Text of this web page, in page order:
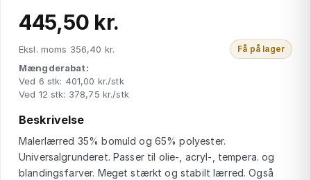
445,50 kr.
Eksl. moms 356,40 kr. Få på lager
Mængderabat:
Ved 6 stk: 401,00 kr./stk
Ved 12 stk: 378,75 kr./stk
Beskrivelse
Malerlærred 35% bomuld og 65% polyester.
Universalgrunderet. Passer til olie-, acryl-, tempera. og
blandingsfarver. Meget stærkt og stabilt lærred. Også